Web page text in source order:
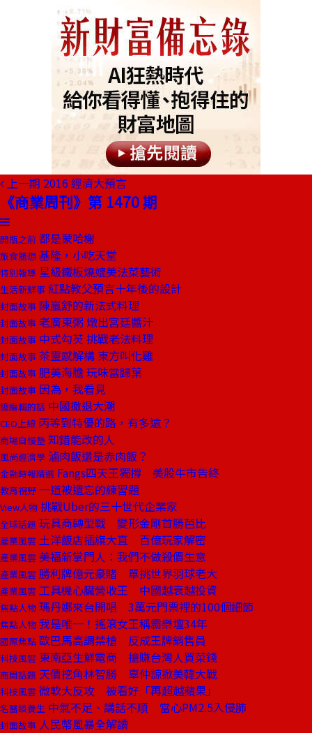
上一期 2016 經濟大預言
《商業周刊》第 1470 期
開瓶之前 都是蒙哈榭
旅食隨想 基隆，小吃天堂
特別報導 星級鐵板燒媲美法菜藝術
生活新鮮事 紅點教父預言十年後的設計
封面故事 陳嵐舒的新法式料理
封面故事 老廣東粥 燉出宮廷醬汁
封面故事 中式勾芡 挑戰老法料理
封面故事 茶靈感解構 東方叫化雞
封面故事 肥美海膽 玩味當歸葉
封面故事 因為，我看見
總編輯的話 中國撤退大潮
CEO上線 丙等到特優的路，有多遠？
商場自慢塾 知錯能改的人
風尚經濟學 滷肉飯還是赤肉飯？
金融時報精選 Fangs四天王獨撐 美股牛市告終
教育視野 一道被遺忘的練習題
View人物 挑戰Uber的三十世代企業家
全球話題 玩具商轉型戰 變形金剛首勝芭比
產業風雲 土洋飯店插旗大直 百億玩家解密
產業風雲 美福新掌門人：我們不做殺價生意
產業風雲 勝利牌億元豪賭 單挑世界羽球老大
產業風雲 工具機心臟營收王 中國越衰越投資
焦點人物 瑪丹娜來台開唱 3萬元門票裡的100個細節
焦點人物 我是唯一！搖滾女王稱霸樂壇34年
國際焦點 歐巴馬高調禁槍 反成王牌銷售員
科技風雲 東南亞生鮮電商 搶賺台灣人買菜錢
商周話題 天價挖角林智勝 辜仲諒掀美韓大戰
科技風雲 微軟大反攻 被看好「再超越蘋果」
名醫談養生 中氣不足、講話不順 當心PM2.5入侵肺
封面故事 人民幣風暴全解讀